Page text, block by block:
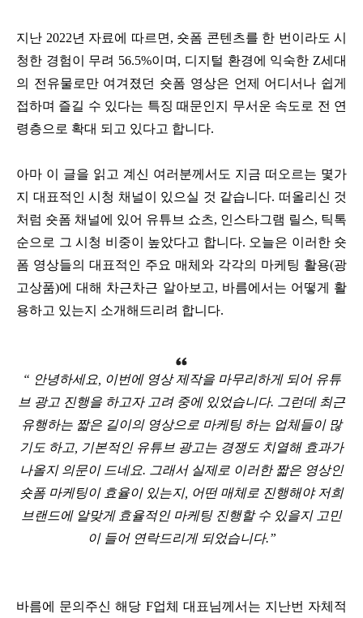
지난 2022년 자료에 따르면, 숏폼 콘텐츠를 한 번이라도 시
청한 경험이 무려 56.5%이며, 디지털 환경에 익숙한 Z세대
의 전유물로만 여겨졌던 숏폼 영상은 언제 어디서나 쉽게
접하며 즐길 수 있다는 특징 때문인지 무서운 속도로 전 연
령층으로 확대 되고 있다고 합니다.
아마 이 글을 읽고 계신 여러분께서도 지금 떠오르는 몇가
지 대표적인 시청 채널이 있으실 것 같습니다. 떠올리신 것
처럼 숏폼 채널에 있어 유튜브 쇼츠, 인스타그램 릴스, 틱톡
순으로 그 시청 비중이 높았다고 합니다. 오늘은 이러한 숏
폼 영상들의 대표적인 주요 매체와 각각의 마케팅 활용(광
고상품)에 대해 차근차근 알아보고, 바름에서는 어떻게 활
용하고 있는지 소개해드리려 합니다.
“ 안녕하세요, 이번에 영상 제작을 마무리하게 되어 유튜
브 광고 진행을 하고자 고려 중에 있었습니다. 그런데 최근
유행하는 짧은 길이의 영상으로 마케팅 하는 업체들이 많
기도 하고, 기본적인 유튜브 광고는 경쟁도 치열해 효과가
나올지 의문이 드네요. 그래서 실제로 이러한 짧은 영상인
숏폼 마케팅이 효율이 있는지, 어떤 매체로 진행해야 저희
브랜드에 알맞게 효율적인 마케팅 진행할 수 있을지 고민
이 들어 연락드리게 되었습니다.”
바름에 문의주신 해당 F업체 대표님께서는 지난번 자체적